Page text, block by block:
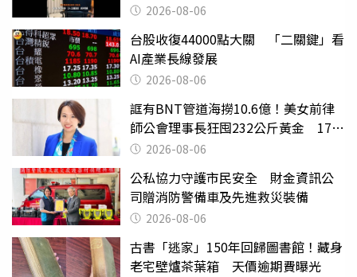
2026-08-06
台股收復44000點大關 「二關鍵」看
AI產業長線發展
2026-08-06
誆有BNT管道海撈10.6億！美女前律
師公會理事長狂囤232公斤黃金 17人
遭起訴
2026-08-06
公私協力守護市民安全 財金資訊公
司贈消防警備車及先進救災裝備
2026-08-06
古書「逃家」150年回歸圖書館！藏身
老宅壁爐茶葉箱 天價逾期費曝光